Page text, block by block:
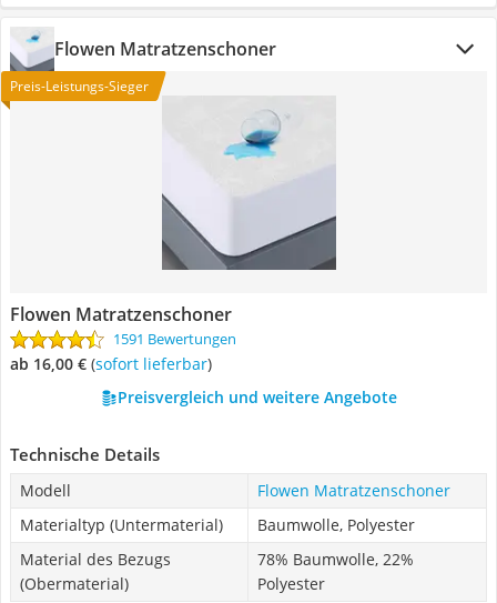
Flowen Matratzenschoner
Preis-Leistungs-Sieger
Flowen Matratzenschoner
1591 Bewertungen
ab 16,00 € ( Sofort lieferbar)
Preisvergleich und weitere Angebote
Technische Details
Modell
Flowen Matratzenschoner
Materialtyp (Untermaterial)
Baumwolle, Polyester
Material des Bezugs
(Obermaterial)
78% Baumwolle, 22%
Polyester